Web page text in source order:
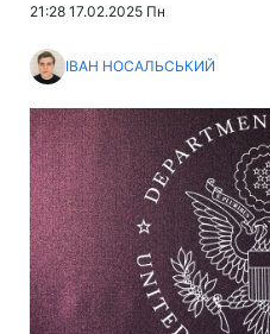
21:28 17.02.2025 Пн
ІВАН НОСАЛЬСЬКИЙ